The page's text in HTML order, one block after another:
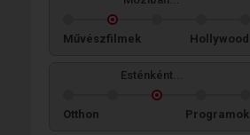
Művészfilmek Hollywood
Esténként...
Otthon Programok